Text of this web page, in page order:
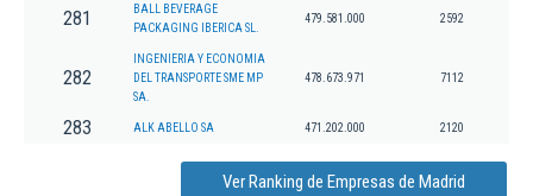
281
BALL BEVERAGE
PACKAGING IBERICA SL.
479.581.000 2592
282
INGENIERIA Y ECONOMIA
DEL TRANSPORTE SME MP
SA.
478.673.971 7112
283 ALK ABELLO SA 471.202.000 2120
Ver Ranking de Empresas de Madrid